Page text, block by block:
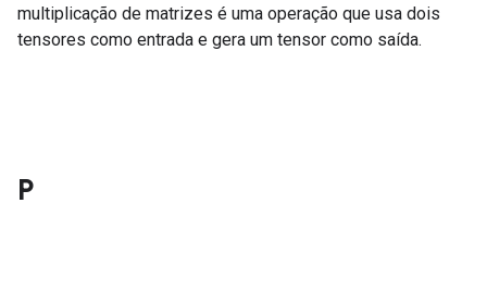
multiplicação de matrizes é uma operação que usa dois
tensores como entrada e gera um tensor como saída.
P